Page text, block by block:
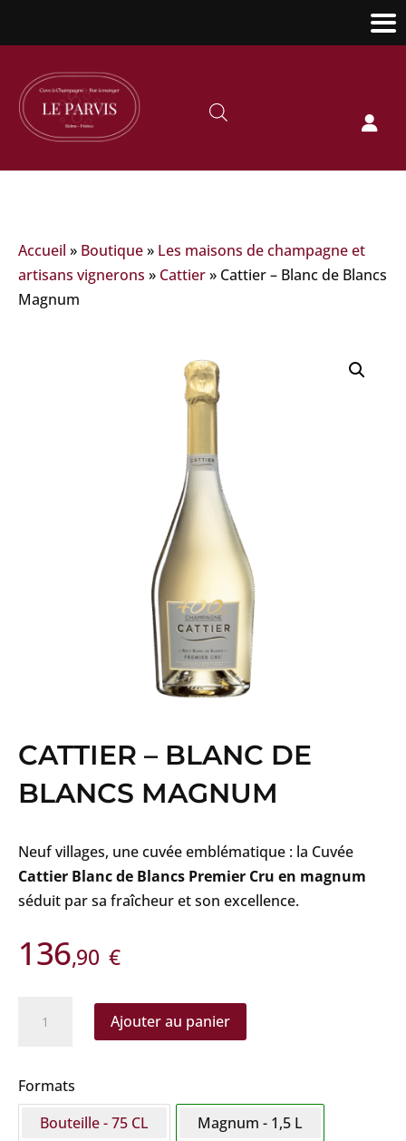

Accueil » Boutique» Les maisons de champagne et
artisans vignerons » Cattier» Cattier – Blanc de Blancs
Magnum
CATTIER – BLANC DE
BLANCS MAGNUM
Neuf villages, une cuvée emblématique : la Cuvée
Cattier Blanc de Blancs Premier Cru en magnum
séduit par sa fraîcheur et son excellence.
136,90 €
Blanc
de
Blancs
Ajouter au panier
Formats
Bouteille - 75 CL
Magnum - 1,5 L